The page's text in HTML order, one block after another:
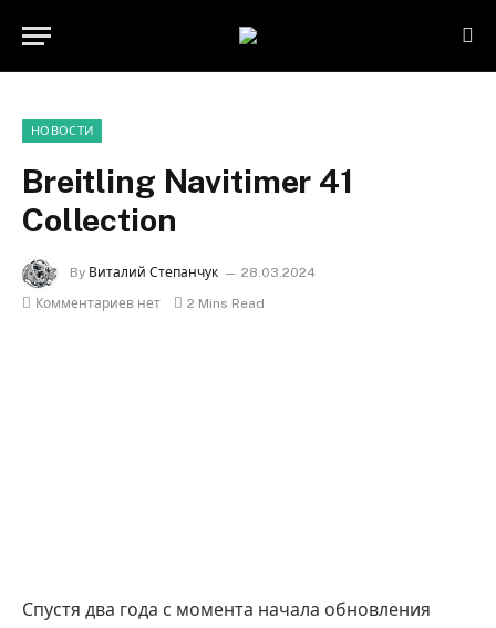
НОВОСТИ
Breitling Navitimer 41
Collection
By Виталий Степанчук
28.03.2024
Комментариев нет
2 Mins Read
Спустя два года с момента начала обновления